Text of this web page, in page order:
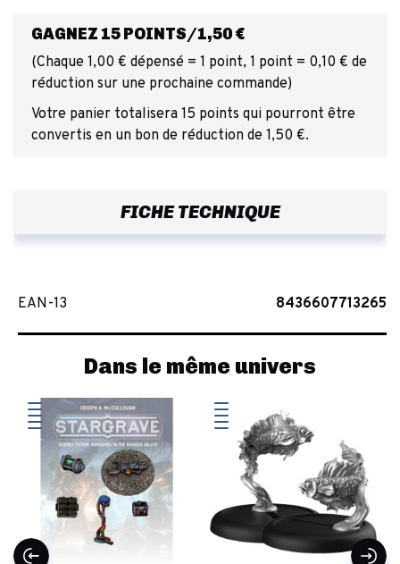
GAGNEZ 15 POINTS/1,50 €
(Chaque 1,00 € dépensé = 1 point, 1 point = 0,10 € de
réduction sur une prochaine commande)
Votre panier totalisera 15 points qui pourront être
convertis en un bon de réduction de 1,50 €.
FICHE TECHNIQUE
EAN-13 8436607713265
Dans le même univers